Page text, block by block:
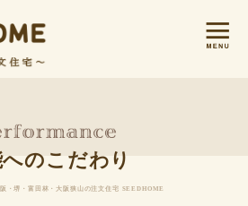
のこだわり
・堺・富田林・大阪狭山の注文住宅 SEEDHOME